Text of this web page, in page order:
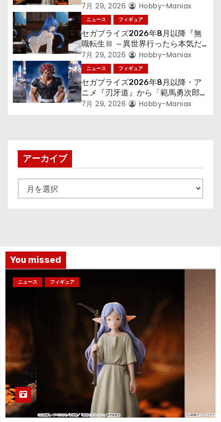
ョ
ン
300年働くことになっっちゃった
「フリーレン」を立体化！
7月 29, 2026 Hobby-Maniax
ニュース フィギュア
セガプライズ2026年8月以降『無
職転生Ⅲ ～異世界行ったら本気だ
す～』から「ロキシー」のフィギュ
アが登場！
7月 29, 2026 Hobby-Maniax
ニュース フィギュア
セガプライズ2026年8月以降・ア
ニメ『刃牙道』から「範馬勇次郎」
が登場ッッ!!
7月 29, 2026 Hobby-Maniax
アーカイブ
ー
You missed
ニュース フィギュア